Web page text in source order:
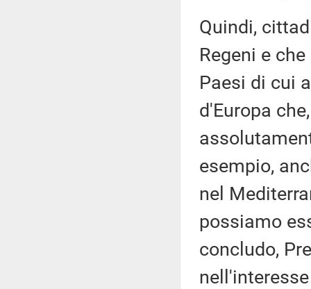
Quindi,
Regeni e
Paesi di cui
d'Europa
esempio,
nel
possiamo
concludo,